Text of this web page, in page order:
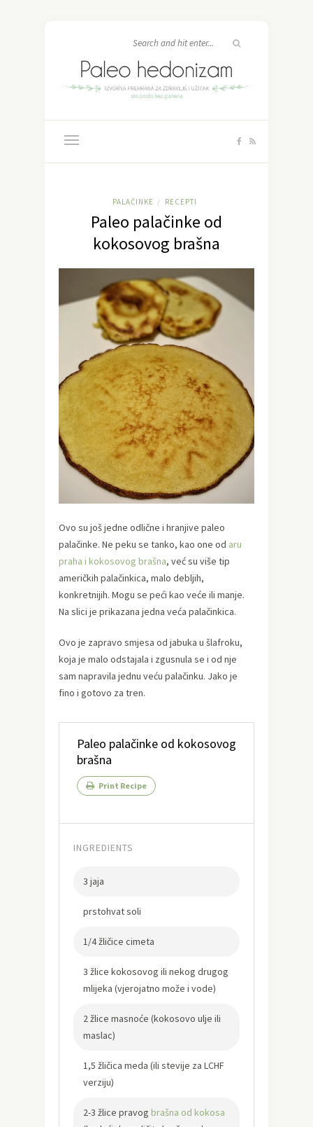
PALAČINKE / RECEPTI
Paleo palačinke od
kokosovog brašna
Ovo su još jedne odlične i hranjive paleo
palačinke. Ne peku se tanko, kao one od aru
praha i kokosovog brašna, već su više tip
američkih palačinkica, malo debljih,
konkretnijih. Mogu se peći kao veće ili manje.
Na slici je prikazana jedna veća palačinkica.
Ovo je zapravo smjesa od jabuka u šlafroku,
koja je malo odstajala i zgusnula se i od nje
sam napravila jednu veću palačinku. Jako je
fino i gotovo za tren.
Paleo palačinke od kokosovog
brašna
Print Recipe
INGREDIENTS
3 jaja
prstohvat soli
1/4 žličice cimeta
3 žlice kokosovog ili nekog drugog
mlijeka (vjerojatno može i vode)
2 žlice masnoće (kokosovo ulje ili
maslac)
1,5 žličica meda (ili stevije za LCHF
verziju)
2-3 žlice pravog brašna od kokosa